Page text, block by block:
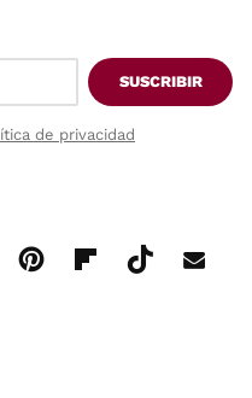
SUSCRIBIR
de privacidad